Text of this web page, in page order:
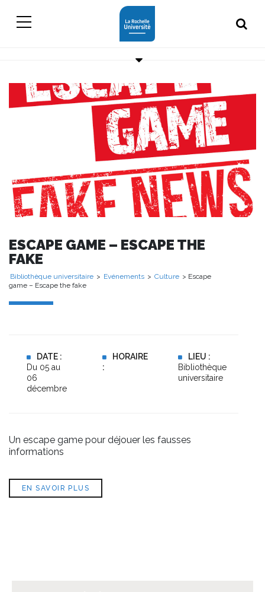
ESCAPE GAME – ESCAPE THE
FAKE
Bibliothèque universitaire > Evénements > Culture > Escape
game – Escape the fake
DATE :
Du 05 au
06
décembre
HORAIRE
:
LIEU :
Bibliothèque
universitaire
Un escape game pour déjouer les fausses
informations
EN SAVOIR PLUS